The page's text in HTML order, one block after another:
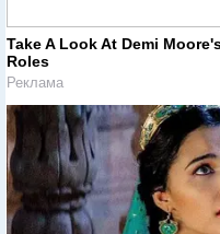
Take A Look At Demi
Roles
Реклама